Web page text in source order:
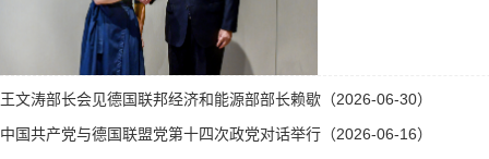
王文涛部长会见德国联邦经济和能源部部长赖歇（2026-06-30）
中国共产党与德国联盟党第十四次政党对话举行（2026-06-16）